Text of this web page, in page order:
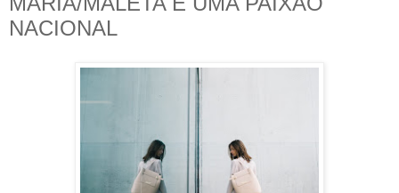
NACIONAL